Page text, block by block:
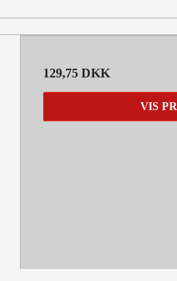
129,75 DKK
VIS